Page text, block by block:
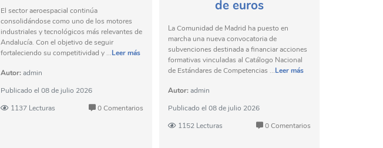
El sector aeroespacial continúa
consolidándose como uno de los motores
industriales y tecnológicos más relevantes de
Andalucía. Con el objetivo de seguir
fortaleciendo su competitividad y ...Leer más
Autor:admin
Publicado el 08 de julio 2026
1137 Lecturas
0 Comentarios
de euros
La Comunidad de Madrid ha puesto en
marcha una nueva convocatoria de
subvenciones destinada a financiar acciones
formativas vinculadas al Catálogo Nacional
de Estándares de Competencias ...Leer más
Autor:admin
Publicado el 08 de julio 2026
1152 Lecturas
0 Comentarios